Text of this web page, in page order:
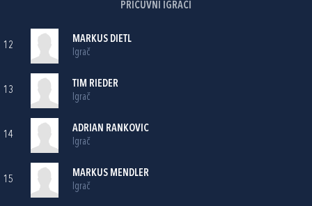
PRIČUVNI IGRAČI
12
MARKUS DIETL
Igrač
13
TIM RIEDER
Igrač
14
ADRIAN RANKOVIC
Igrač
15
MARKUS MENDLER
Igrač